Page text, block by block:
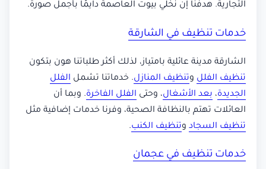
التجارية. هدفنا إن نخلي بيوت العاصمة دايمًا بأجمل صورة.
خدمات تنظيف في الشارقة
الشارقة مدينة عائلية بامتياز، لذلك أكثر طلباتنا هون بتكون
تنظيف الفلل وتنظيف المنازل. خدماتنا تشمل الفلل
الجديدة، بعد الأشغال، وحتى الفلل الفاخرة. وبما أن
العائلات تهتم بالنظافة الصحية، وفرنا خدمات إضافية مثل
تنظيف السجاد وتنظيف الكنب.
خدمات تنظيف في عجمان